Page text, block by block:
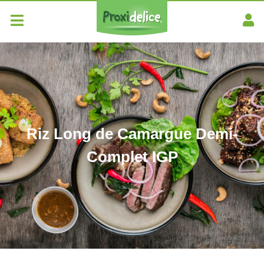
Riz Long de Camargue Demi-
Complet IGP